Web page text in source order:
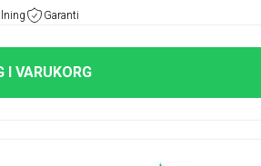
Garanti
I VARUKORG